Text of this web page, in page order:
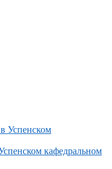
кафедральном